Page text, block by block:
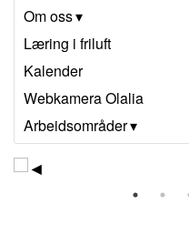
Om oss
Læring i friluft
Kalender
Webkamera Olalia
Arbeidsområder